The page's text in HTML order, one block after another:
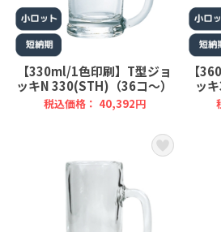
【330ml/1色印刷】T型ジョ
ッキN 330(STH)（36コ～）
税込価格： 40,392円
【
ッ